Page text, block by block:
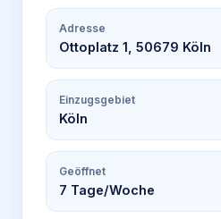
Adresse
Ottoplatz 1, 50679 Köln
Einzugsgebiet
Köln
Geöffnet
7 Tage/Woche